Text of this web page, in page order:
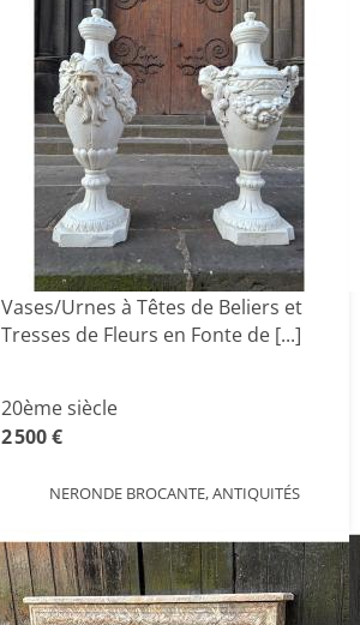
Vases/Urnes à Têtes de Beliers et
Tresses de Fleurs en Fonte de [...]
20ème siècle
2 500 €
NERONDE BROCANTE, ANTIQUITÉS